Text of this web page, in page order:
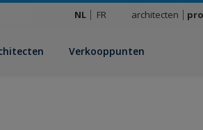
NL FR architecten
Verkooppunten